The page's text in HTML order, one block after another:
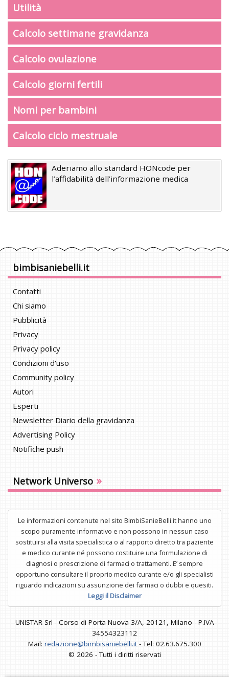
Utilità
Calcolo settimane gravidanza
Calcolo ovulazione
Calcolo giorni fertili
Nomi per bambini
Calcolo ciclo mestruale
Aderiamo allo standard HONcode per
l’affidabilità dell’informazione medica
bimbisaniebelli.it
Contatti
Chi siamo
Pubblicità
Privacy
Privacy policy
Condizioni d'uso
Community policy
Autori
Esperti
Newsletter Diario della gravidanza
Advertising Policy
Notifiche push
Network Universo »
Le informazioni contenute nel sito BimbiSanieBelli.it hanno uno
scopo puramente informativo e non possono in nessun caso
sostituirsi alla visita specialistica o al rapporto diretto tra paziente
e medico curante né possono costituire una formulazione di
diagnosi o prescrizione di farmaci o trattamenti. E’ sempre
opportuno consultare il proprio medico curante e/o gli specialisti
riguardo indicazioni su assunzione dei farmaci o dubbi e quesiti.
Leggi il Disclaimer
UNISTAR Srl - Corso di Porta Nuova 3/A, 20121, Milano - P.IVA
34554323112
Mail: redazione@bimbisaniebelli.it- Tel: 02.63.675.300
© 2026 - Tutti i diritti riservati